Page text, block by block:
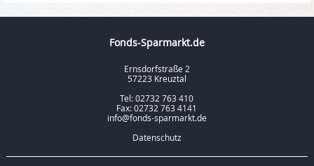
Fonds-Sparmarkt.de
Ernsdorfstraße 2
57223 Kreuztal
Tel: 02732 763 410
Fax: 02732 763 4141
info@fonds-sparmarkt.de
Datenschutz